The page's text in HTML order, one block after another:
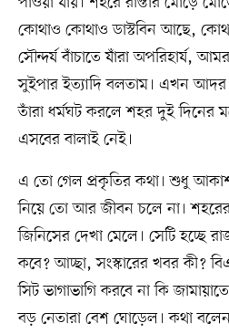
কোথাও কোথাও ডাস্টবিন আছে,
সৌন্দর্য বাঁচাতে যাঁরা অপরিহার্য,
সুইপার ইত্যাদি বলতাম। এখন আদর
তাঁরা ধর্মঘট করলে শহর দুই দিনের
এসবের বালাই নেই।
এ তো গেল প্রকৃতির কথা। শুধু
নিয়ে তো আর জীবন চলে না।
জিনিসের দেখা মেলে। সেটি হচ্ছে
কবে? আচ্ছা, সংস্কারের খবর কী?
সিট ভাগাভাগি করবে না কি
বড় নেতারা বেশ ঘোড়েল। কথা